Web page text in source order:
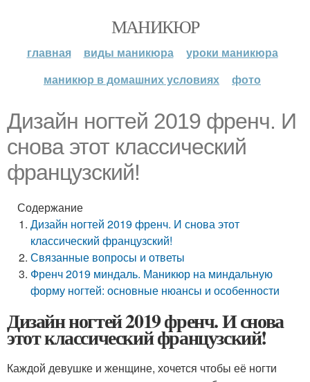
МАНИКЮР
главная виды маникюра
уроки маникюра
маникюр в домашних условиях
фото
Дизайн ногтей 2019 френч. И
снова этот классический
французский!
Содержание
Дизайн ногтей 2019 френч. И снова этот
классический французский!
Связанные вопросы и ответы
Френч 2019 миндаль. Маникюр на миндальную
форму ногтей: основные нюансы и особенности
Дизайн ногтей 2019 френч. И снова
этот классический французский!
Каждой девушке и женщине, хочется чтобы её ногти